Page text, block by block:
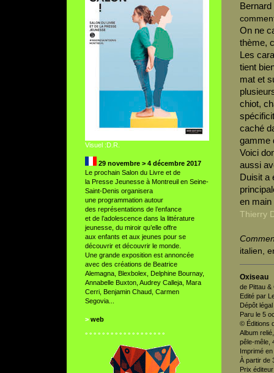
Visuel :D.R.
29 novembre > 4 décembre 2017
Le prochain Salon du Livre et de
la Presse Jeunesse à Montreuil en Seine-
Saint-Denis organisera
une programmation autour
des représentations de l’enfance
et de l’adolescence dans la littérature
jeunesse, du miroir qu’elle offre
aux enfants et aux jeunes pour se
découvrir et découvrir le monde.
Une grande exposition est annoncée
avec des créations de Beatrice
Alemagna, Blexbolex, Delphine Bournay,
Annabelle Buxton, Audrey Calleja, Mara
Cerri, Benjamin Chaud, Carmen
Segovia...
> web
° ° ° ° ° ° ° ° ° ° ° ° ° ° ° ° ° ° °
On ne
thème,
Les
tient
mat et
chiot,
caché
gamme
Voici
aussi
Duisit a
en main
Thierry
italien,
Oxiseau
de Pittau &
Edité par
Dépôt
Paru le 5
© Éditions
Album
pêle-mêle,
Imprimé
À partir de
Prix